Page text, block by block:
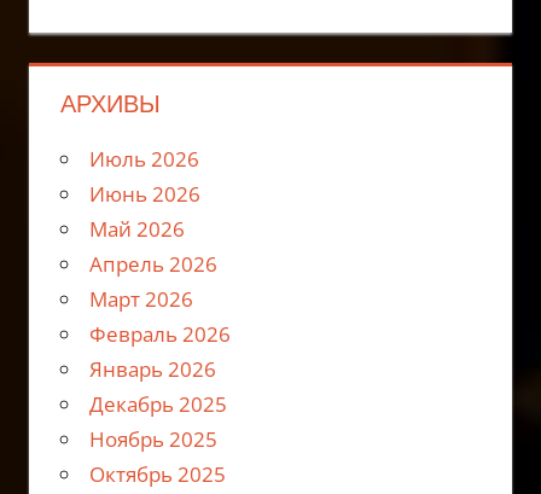
АРХИВЫ
Июль 2026
Июнь 2026
Май 2026
Апрель 2026
Март 2026
Февраль 2026
Январь 2026
Декабрь 2025
Ноябрь 2025
Октябрь 2025